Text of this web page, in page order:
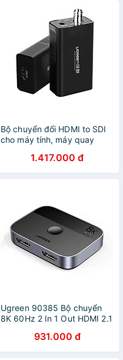
Bộ chuyển đổi HDMI to SDI
cho máy tính, máy quay
1.417.000 đ
Ugreen 90385 Bộ chuyển
8K 60Hz 2 In 1 Out HDMI 2.1
Hàng chính hãng
931.000 đ